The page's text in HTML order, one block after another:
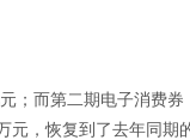
；而第二期电子消费券
元，恢复到了去年同期